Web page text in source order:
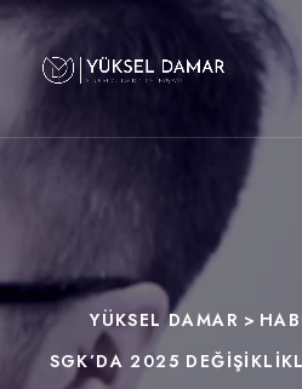
YÜKSEL DAMAR >
SGK’DA 2025